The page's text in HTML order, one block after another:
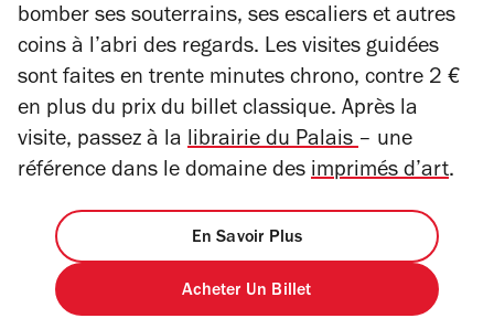
bomber ses souterrains, ses escaliers et autres
coins à l’abri des regards. Les visites guidées
sont faites en trente minutes chrono, contre 2 €
en plus du prix du billet classique. Après la
visite, passez à la librairie du Palais– une
référence dans le domaine des imprimés d’art.
En Savoir Plus
Acheter Un Billet